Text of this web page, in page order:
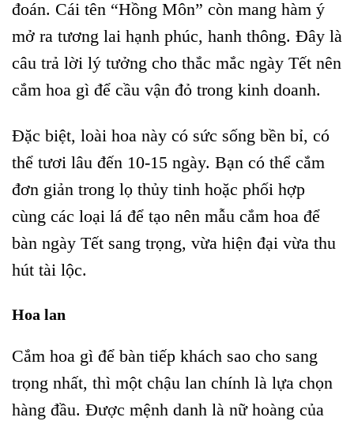
đoán. Cái tên “Hồng Môn” còn mang hàm ý
mở ra tương lai hạnh phúc, hanh thông. Đây là
câu trả lời lý tưởng cho thắc mắc ngày Tết nên
cắm hoa gì để cầu vận đỏ trong kinh doanh.
Đặc biệt, loài hoa này có sức sống bền bỉ, có
thể tươi lâu đến 10-15 ngày. Bạn có thể cắm
đơn giản trong lọ thủy tinh hoặc phối hợp
cùng các loại lá để tạo nên mẫu cắm hoa để
bàn ngày Tết sang trọng, vừa hiện đại vừa thu
hút tài lộc.
Hoa lan
Cắm hoa gì để bàn tiếp khách sao cho sang
trọng nhất, thì một chậu lan chính là lựa chọn
hàng đầu. Được mệnh danh là nữ hoàng của